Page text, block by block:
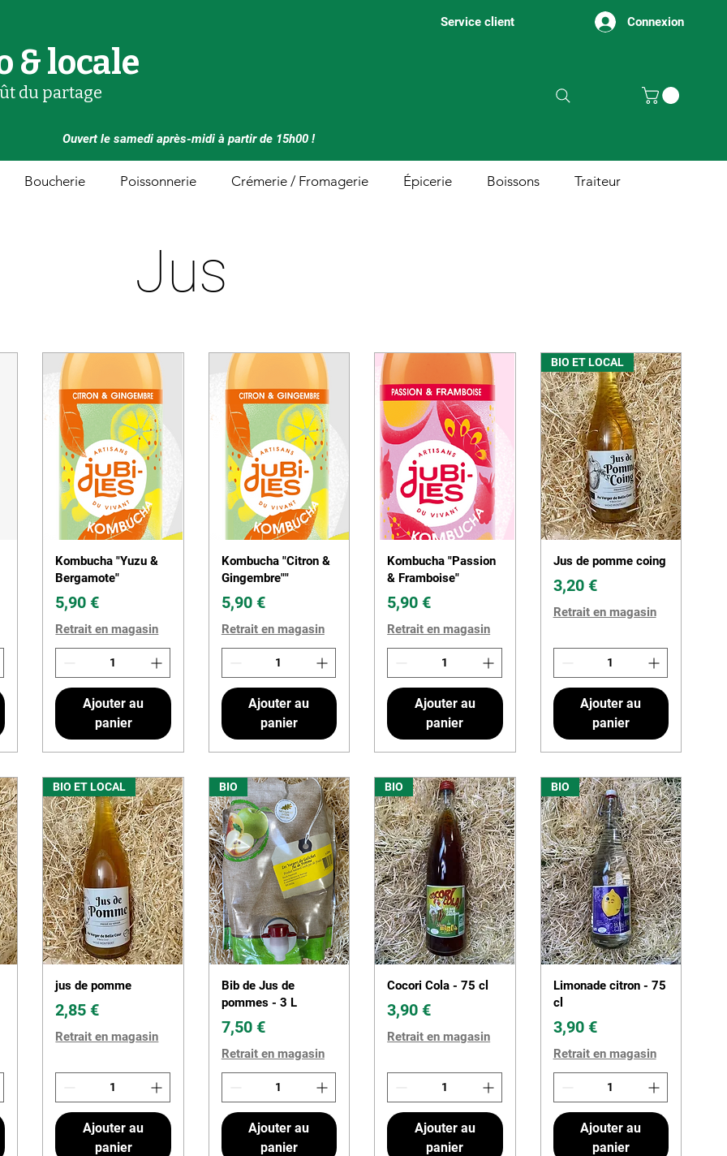
Connexion
Service client
& locale
du partage
Ouvert le samedi après-midi à partir de 15h00 !
Boucherie Poissonnerie Crémerie / Fromagerie Épicerie Boissons Traiteur
Jus
Kombucha "Yuzu &
Bergamote"
Prix
5,90 €
Retrait en magasin
Ajouter au
panier
Kombucha "Citron &
Gingembre""
Prix
5,90 €
Retrait en magasin
Ajouter au
panier
Kombucha "Passion
& Framboise"
Prix
5,90 €
Retrait en magasin
Ajouter au
panier
BIO ET LOCAL
Jus de pomme coing
Prix
3,20 €
Retrait en magasin
Ajouter au
panier
BIO ET LOCAL
jus de pomme
Prix
2,85 €
Retrait en magasin
Ajouter au
panier
BIO
Bib de Jus de
pommes - 3 L
Prix
7,50 €
Retrait en magasin
Ajouter au
panier
BIO
Cocori Cola - 75 cl
Prix
3,90 €
Retrait en magasin
Ajouter au
panier
BIO
Limonade citron - 75
cl
Prix
3,90 €
Retrait en magasin
Ajouter au
panier